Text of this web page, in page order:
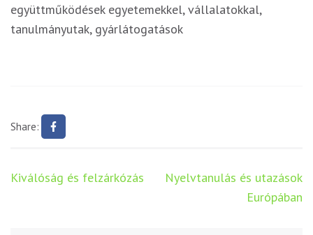
együttműködések egyetemekkel, vállalatokkal,
tanulmányutak, gyárlátogatások
Share:
Bejegyzés
Kiválóság és felzárkózás
Nyelvtanulás és utazások
Európában